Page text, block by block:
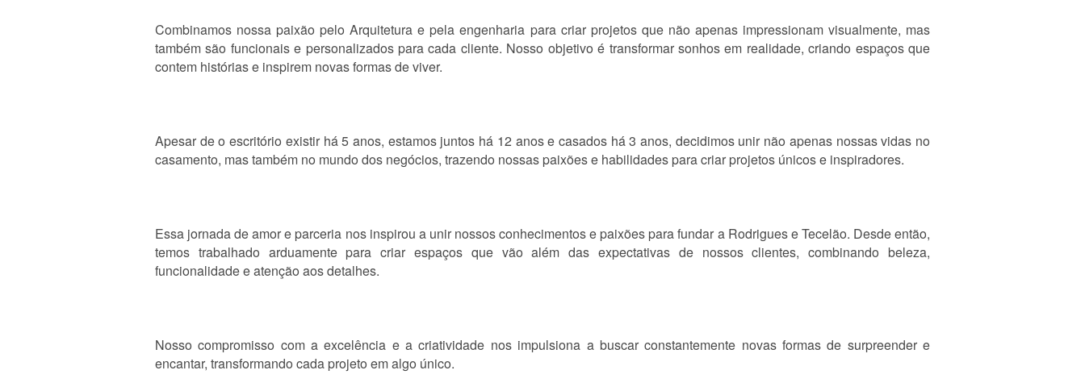
Combinamos nossa paixão pelo Arquitetura e pela engenharia para criar projetos que não apenas impressionam visualmente, mas
também são funcionais e personalizados para cada cliente. Nosso objetivo é transformar sonhos em realidade, criando espaços que
contem histórias e inspirem novas formas de viver.
Apesar de o escritório existir há 5 anos, estamos juntos há 12 anos e casados há 3 anos, decidimos unir não apenas nossas vidas no
casamento, mas também no mundo dos negócios, trazendo nossas paixões e habilidades para criar projetos únicos e inspiradores.
Essa jornada de amor e parceria nos inspirou a unir nossos conhecimentos e paixões para fundar a Rodrigues e Tecelão. Desde então,
temos trabalhado arduamente para criar espaços que vão além das expectativas de nossos clientes, combinando beleza,
funcionalidade e atenção aos detalhes.
Nosso compromisso com a excelência e a criatividade nos impulsiona a buscar constantemente novas formas de surpreender e
encantar, transformando cada projeto em algo único.